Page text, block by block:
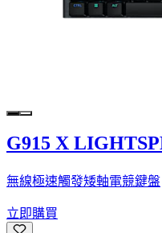
G915 X
無線極速觸發矮軸電競鍵盤
立即購買